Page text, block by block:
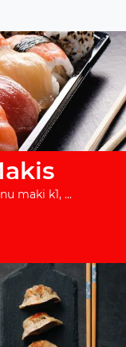
maki k1, ...